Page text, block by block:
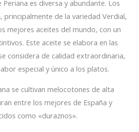
es diversa y abundante. Los
principalmente de la variedad Verdial,
mejores aceites del mundo, con un
Este aceite se elabora en las
considera de calidad extraordinaria,
especial y único a los platos.
se cultivan melocotones de alta
entre los mejores de España y
como «duraznos».